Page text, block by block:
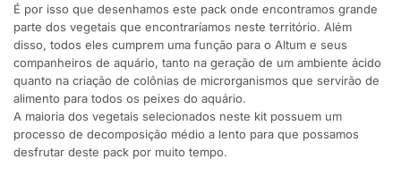
É por isso que desenhamos este pack onde encontramos grande
parte dos vegetais que encontraríamos neste território. Além
disso, todos eles cumprem uma função para o Altum e seus
companheiros de aquário, tanto na geração de um ambiente ácido
quanto na criação de colônias de microrganismos que servirão de
alimento para todos os peixes do aquário.
A maioria dos vegetais selecionados neste kit possuem um
processo de decomposição médio a lento para que possamos
desfrutar deste pack por muito tempo.